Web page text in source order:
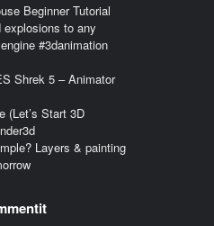
Beginner Tutorial
to any
#3danimation
Shrek 5 – Animator
(Let’s Start 3D
Layers & painting